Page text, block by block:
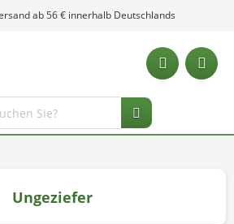
ab 56 € innerhalb Deutschlands
Ungeziefer